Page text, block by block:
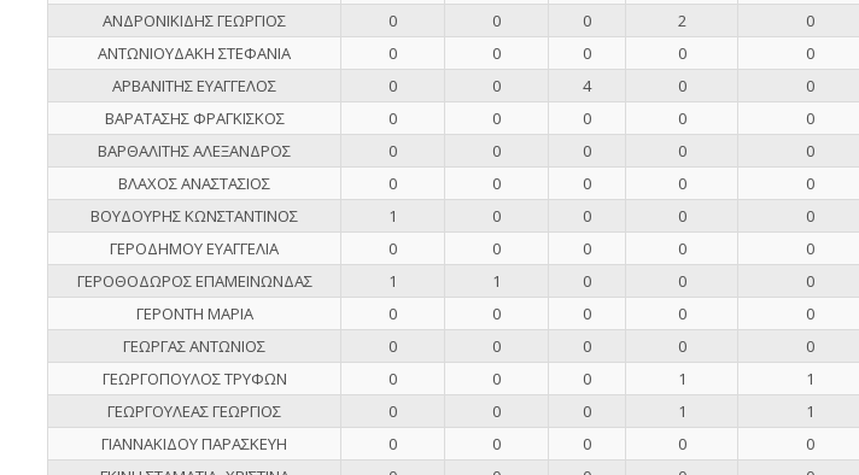
ΑΝΔΡΟΝΙΚΙΔΗΣ ΓΕΩΡΓΙΟΣ
0 0 0 2 0
ΑΝΤΩΝΙΟΥΔΑΚΗ ΣΤΕΦΑΝΙΑ
0 0 0 0 0
ΑΡΒΑΝΙΤΗΣ ΕΥΑΓΓΕΛΟΣ
0 0 4 0 0
ΒΑΡΑΤΑΣΗΣ ΦΡΑΓΚΙΣΚΟΣ
0 0 0 0 0
ΒΑΡΘΑΛΙΤΗΣ ΑΛΕΞΑΝΔΡΟΣ
0 0 0 0 0
ΒΛΑΧΟΣ ΑΝΑΣΤΑΣΙΟΣ
0 0 0 0 0
ΒΟΥΔΟΥΡΗΣ ΚΩΝΣΤΑΝΤΙΝΟΣ
1 0 0 0 0
ΓΕΡΟΔΗΜΟΥ ΕΥΑΓΓΕΛΙΑ
0 0 0 0 0
ΓΕΡΟΘΟΔΩΡΟΣ ΕΠΑΜΕΙΝΩΝΔΑΣ
1 1 0 0 0
ΓΕΡΟΝΤΗ ΜΑΡΙΑ
0 0 0 0 0
ΓΕΩΡΓΑΣ ΑΝΤΩΝΙΟΣ
0 0 0 0 0
ΓΕΩΡΓΟΠΟΥΛΟΣ ΤΡΥΦΩΝ
0 0 0 1 1
ΓΕΩΡΓΟΥΛΕΑΣ ΓΕΩΡΓΙΟΣ
0 0 0 1 1
ΓΙΑΝΝΑΚΙΔΟΥ ΠΑΡΑΣΚΕΥΗ
0 0 0 0 0